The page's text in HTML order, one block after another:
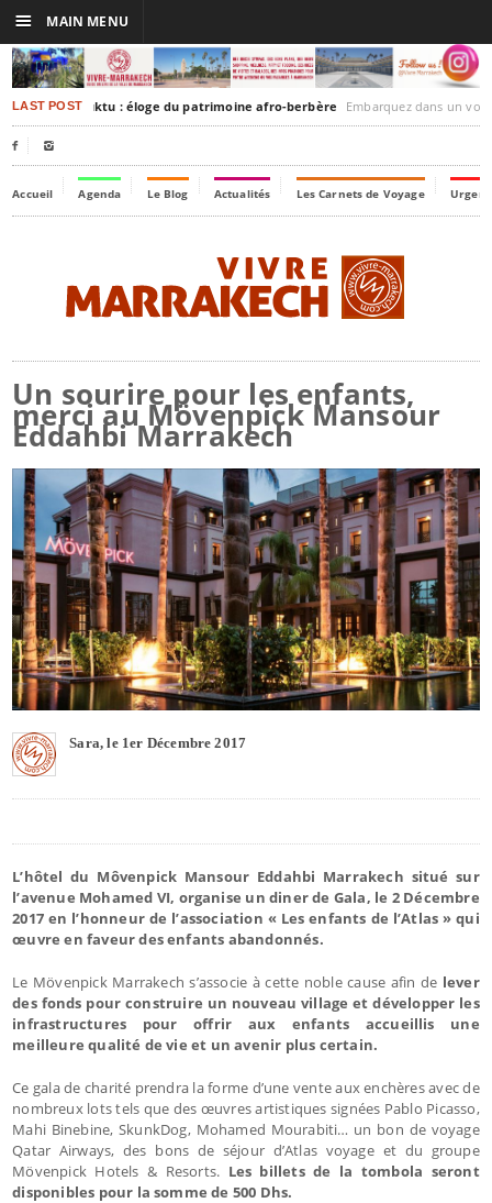
LAST POSTTimbuktu : éloge du patrimoine afro-berbère Embarquez dans un voyage culturel dans le
 
Accueil Agenda Le Blog Actualités Les Carnets de Voyage
Un sourire pour les enfants,
merci au Mövenpick Mansour
Eddahbi Marrakech
Sara, le 1er Décembre 2017
L’hôtel du Môvenpick Mansour Eddahbi Marrakech situé sur
l’avenue Mohamed VI, organise un diner de Gala, le 2 Décembre
2017 en l’honneur de l’association « Les enfants de l’Atlas » qui
œuvre en faveur des enfants abandonnés.
Le Mövenpick Marrakech s’associe à cette noble cause afin de lever
des fonds pour construire un nouveau village et développer les
infrastructures pour offrir aux enfants accueillis une
meilleure qualité de vie et un avenir plus certain.
Ce gala de charité prendra la forme d’une vente aux enchères avec de
nombreux lots tels que des œuvres artistiques signées Pablo Picasso,
Mahi Binebine, SkunkDog, Mohamed Mourabiti… un bon de voyage
Qatar Airways, des bons de séjour d’Atlas voyage et du groupe
Mövenpick Hotels & Resorts. Les billets de la tombola seront
disponibles pour la somme de 500 Dhs.
☰ MAIN MENU